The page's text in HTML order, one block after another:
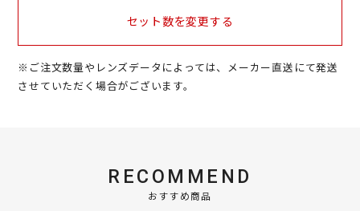
セット数を変更する
※ご注文数量やレンズデータによっては、メーカー直送にて発送
させていただく場合がございます。
RECOMMEND
おすすめ商品